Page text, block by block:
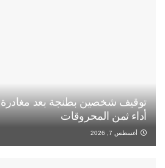
توقيف شخصين بطنجة بعد
أداء ثمن المحروقات
أغسطس 7, 2026